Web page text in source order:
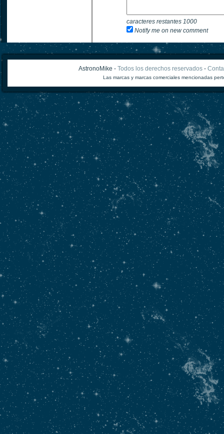
caracteres restantes 1000
Notify me on new comment
AstronoMike - Todos los derechos reservados-
Las marcas y marcas comerciales mencionadas